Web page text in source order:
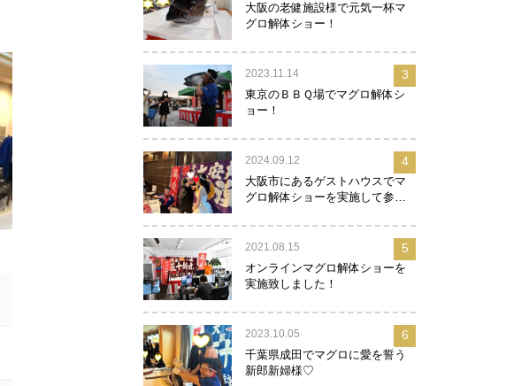
大阪の老健施設様で元気一杯マ
グロ解体ショー！
2023.11.14
東京のＢＢＱ場でマグロ解体シ
ョー！
3
2024.09.12
大阪市にあるゲストハウスでマ
グロ解体ショーを実施して参り
4
2021.08.15
オンラインマグロ解体ショーを
実施致しました！
5
2023.10.05
千葉県成田でマグロに愛を誓う
新郎新婦様♡
6